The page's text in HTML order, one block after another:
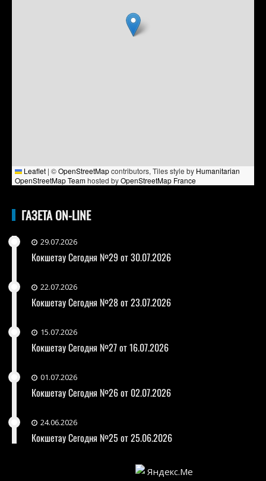
Leaflet | ©OpenStreetMapcontributors, Tiles style by Humanitarian
OpenStreetMap Teamhosted byOpenStreetMap France
ГАЗЕТА ON-LINE
29.07.2026
Кокшетау Сегодня №29 от 30.07.2026
22.07.2026
Кокшетау Сегодня №28 от 23.07.2026
15.07.2026
Кокшетау Сегодня №27 от 16.07.2026
01.07.2026
Кокшетау Сегодня №26 от 02.07.2026
24.06.2026
Кокшетау Сегодня №25 от 25.06.2026